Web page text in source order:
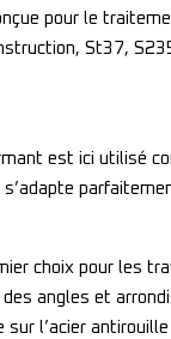
pour le
St37,
est ici utilisé
choix pour les
angles et
l’acier